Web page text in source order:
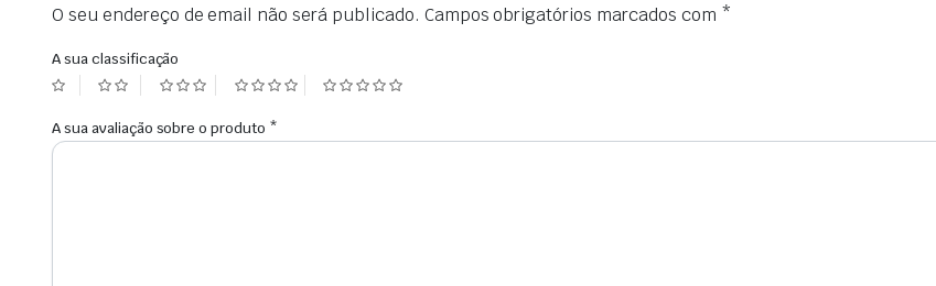
O seu endereço de email não será publicado. Campos obrigatórios marcados com *
A sua classificação
A sua avaliação sobre o produto *